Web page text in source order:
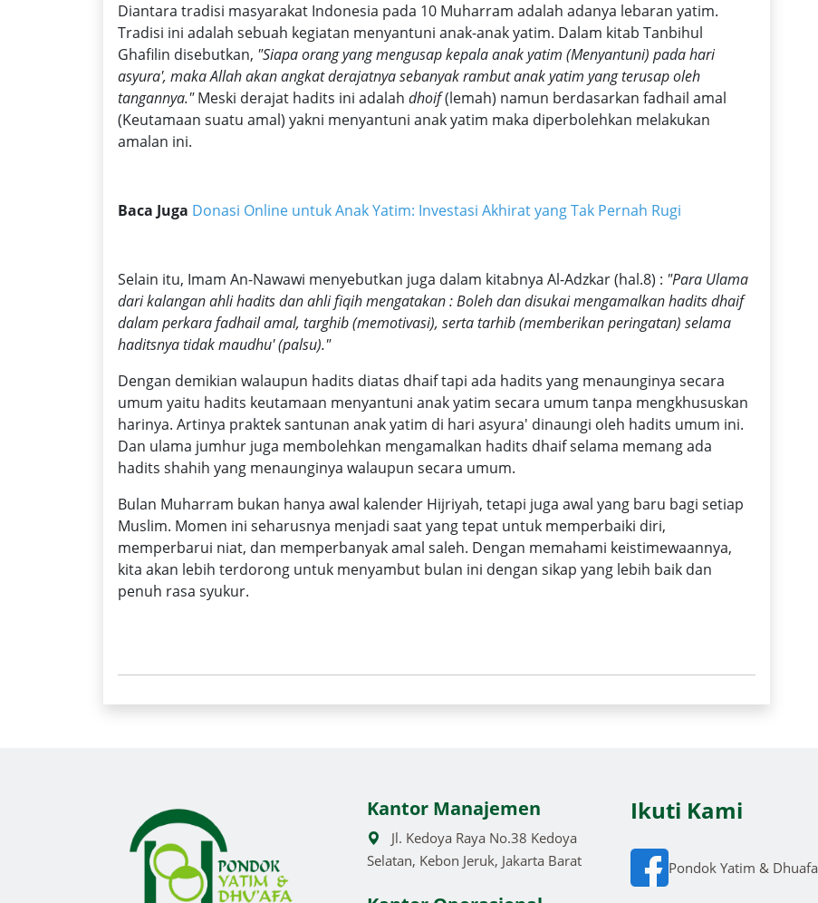
Diantara tradisi masyarakat Indonesia pada 10 Muharram adalah adanya lebaran yatim.
Tradisi ini adalah sebuah kegiatan menyantuni anak-anak yatim. Dalam kitab Tanbihul
Ghafilin disebutkan, "Siapa orang yang mengusap kepala anak yatim (Menyantuni) pada hari
asyura', maka Allah akan angkat derajatnya sebanyak rambut anak yatim yang terusap oleh
tangannya."Meski derajat hadits ini adalah dhoif(lemah) namun berdasarkan fadhail amal
(Keutamaan suatu amal) yakni menyantuni anak yatim maka diperbolehkan melakukan
amalan ini.
Baca Juga Donasi Online untuk Anak Yatim: Investasi Akhirat yang Tak Pernah Rugi
Selain itu, Imam An-Nawawi menyebutkan juga dalam kitabnya Al-Adzkar (hal.8) : "Para Ulama
dari kalangan ahli hadits dan ahli fiqih mengatakan : Boleh dan disukai mengamalkan hadits dhaif
dalam perkara fadhail amal, targhib (memotivasi), serta tarhib (memberikan peringatan) selama
haditsnya tidak maudhu' (palsu)."
Dengan demikian walaupun hadits diatas dhaif tapi ada hadits yang menaunginya secara
umum yaitu hadits keutamaan menyantuni anak yatim secara umum tanpa mengkhususkan
harinya. Artinya praktek santunan anak yatim di hari asyura' dinaungi oleh hadits umum ini.
Dan ulama jumhur juga membolehkan mengamalkan hadits dhaif selama memang ada
hadits shahih yang menaunginya walaupun secara umum.
Bulan Muharram bukan hanya awal kalender Hijriyah, tetapi juga awal yang baru bagi setiap
Muslim. Momen ini seharusnya menjadi saat yang tepat untuk memperbaiki diri,
memperbarui niat, dan memperbanyak amal saleh. Dengan memahami keistimewaannya,
kita akan lebih terdorong untuk menyambut bulan ini dengan sikap yang lebih baik dan
penuh rasa syukur.
Kantor Manajemen
Jl. Kedoya Raya No.38 Kedoya
Selatan, Kebon Jeruk, Jakarta Barat
Ikuti Kami
Pondok Yatim & Dhuafa